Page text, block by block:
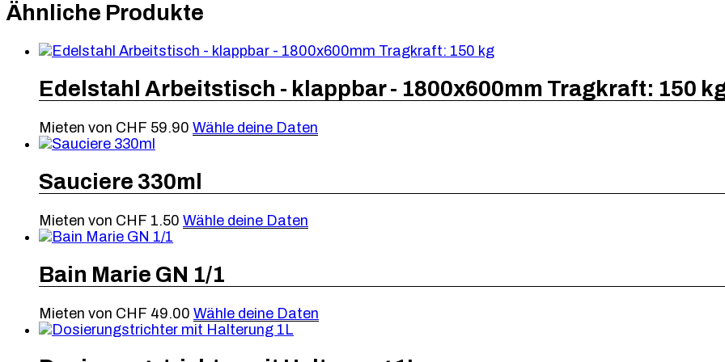
Ähnliche Produkte
Edelstahl Arbeitstisch - klappbar - 1800x600mm Tragkraft: 150
Mieten von CHF 59.90 Wähle deine Daten
Sauciere 330ml
Mieten von CHF 1.50 Wähle deine Daten
Bain Marie GN 1/1
Mieten von CHF 49.00 Wähle deine Daten